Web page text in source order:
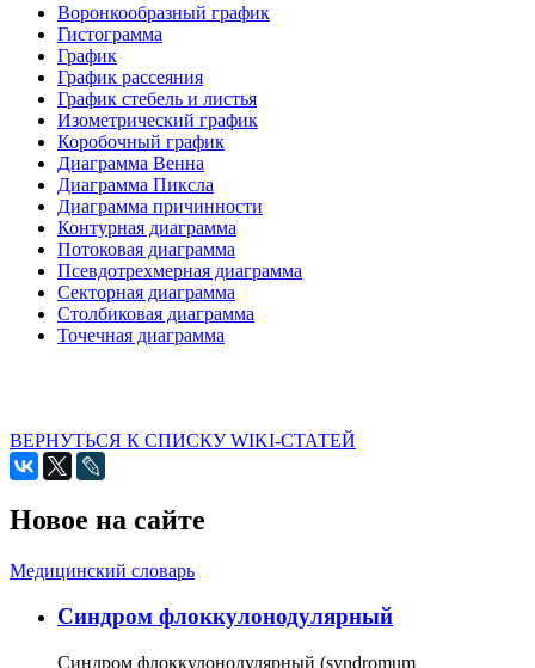
Воронкообразный график
Гистограмма
График
График рассеяния
График стебель и листья
Изометрический график
Коробочный график
Диаграмма Венна
Диаграмма Пиксла
Диаграмма причинности
Контурная диаграмма
Потоковая диаграмма
Псевдотрехмерная диаграмма
Секторная диаграмма
Столбиковая диаграмма
Точечная диаграмма
ВЕРНУТЬСЯ К СПИСКУ WIKI-СТАТЕЙ
Новое на сайте
Медицинский словарь
Cиндром флоккулонодулярный
Синдром флоккулонодулярный (syndromum